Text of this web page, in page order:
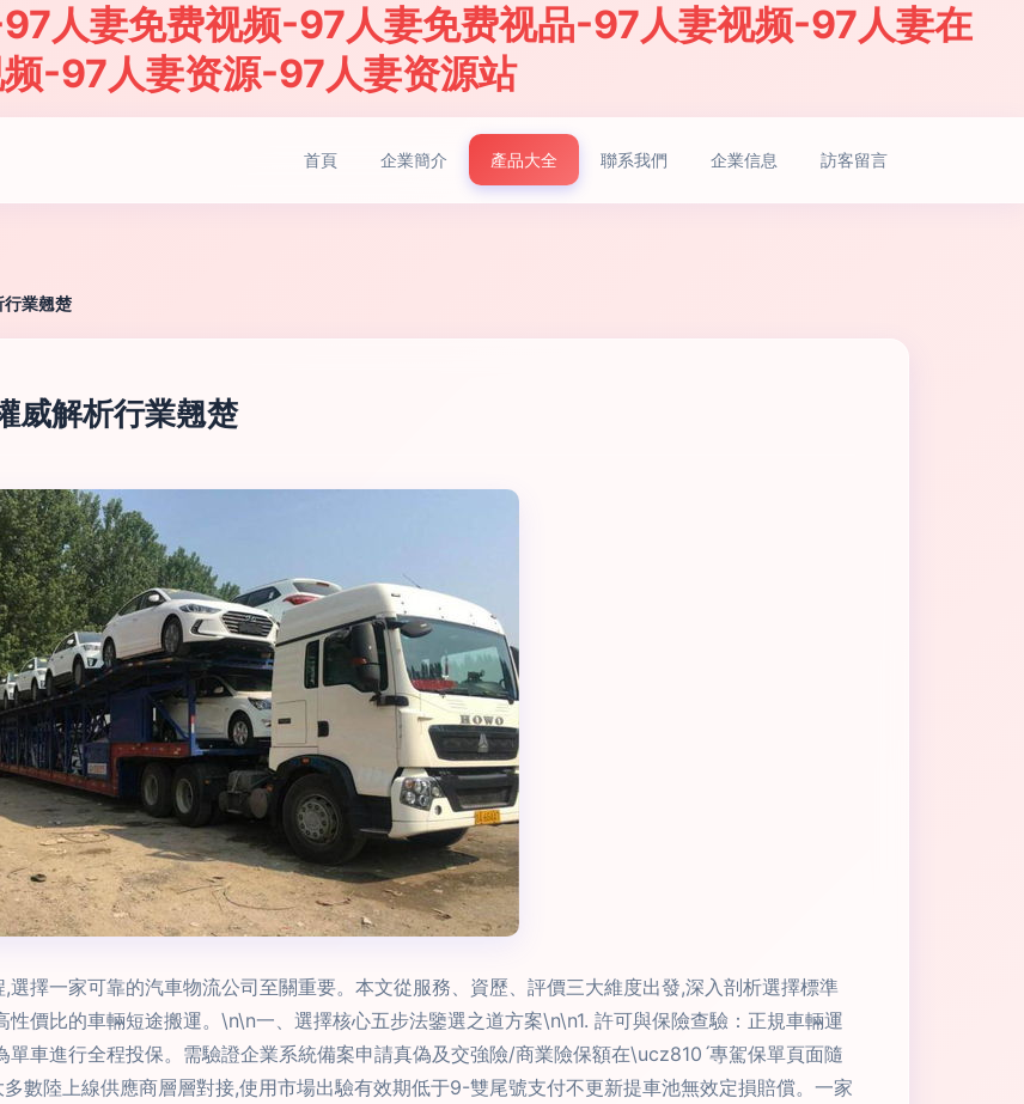
人妻免费视频-97人妻免费视品-97人妻视频-97人妻在
-97人妻资源-97人妻资源站
首頁 企業簡介 產品大全 聯系我們 企業信息 訪客留言
行業翹楚
威解析行業翹楚
擇一家可靠的汽車物流公司至關重要。本文從服務、資歷、評價三大維度出發,深入剖析選擇標準
價比的車輛短途搬運。\n\n一、選擇核心五步法鑒選之道方案\n\n1. 許可與保險查驗：正規車輛運
車進行全程投保。需驗證企業系統備案申請真偽及交強險/商業險保額在\ucz810ˊ專駕保單頁面隨
數陸上線供應商層層對接,使用市場出驗有效期低于9-雙尾號支付不更新提車池無效定損賠償。一家